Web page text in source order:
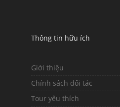
Thông tin hữu ích
Giới thiệu
Chính sách đối tác
Tour yêu thích